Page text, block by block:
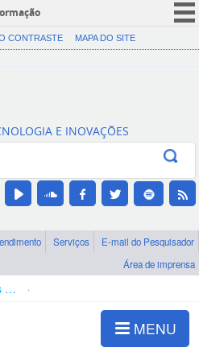
CORONAVÍRUS (COVID-19)
Canais
CONTRASTE MAPA DO SITE
E INOVAÇÕES
Serviços
E-mail do Pesquisador
Área de imprensa
Bolsas e Auxílios Vigentes
MENU